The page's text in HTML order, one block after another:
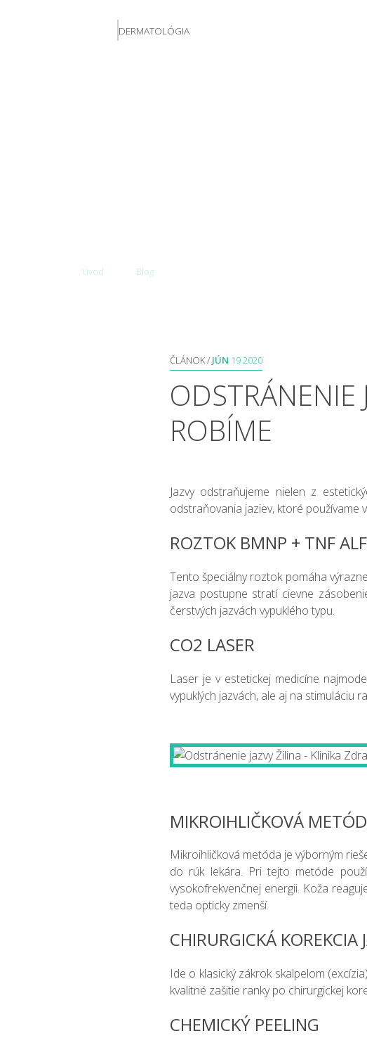
DERMATOLÓGIA
Úvod Blog
ČLÁNOK / JÚN 19 2020
ROBÍME
Jazvy odstraňujeme nielen z
odstraňovania jaziev, ktoré používame
ROZTOK BMNP + TNF
Tento špeciálny roztok pomáha
jazva postupne stratí cievne
čerstvých jazvách vypuklého typu.
CO2 LASER
Laser je v estetickej medicíne
vypuklých jazvách, ale aj na stimuláciu
MIKROIHLIČKOVÁ
Mikroihličková metóda je výborným
do rúk lekára. Pri tejto metóde
vysokofrekvenčnej energii. Koža
teda opticky zmenší.
CHIRURGICKÁ KOREKCIA
Ide o klasický zákrok skalpelom
kvalitné zašitie ranky po chirurgickej
CHEMICKÝ PEELING